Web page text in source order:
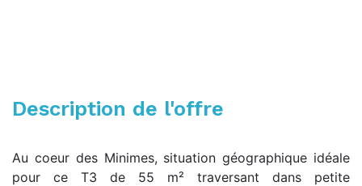
Description de l'offre
Au coeur des Minimes, situation géographique idéale
pour ce T3 de 55 m² traversant dans petite